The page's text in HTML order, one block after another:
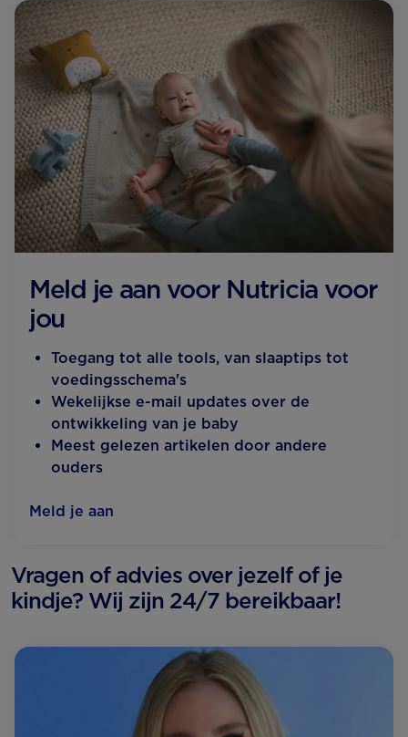
Meld je aan voor Nutricia voor
jou
Toegang tot alle tools, van slaaptips tot
voedingsschema's
Wekelijkse e-mail updates over de
ontwikkeling van je baby
Meest gelezen artikelen door andere
ouders
Meld je aan
Vragen of advies over jezelf of je
kindje? Wij zijn 24/7 bereikbaar!